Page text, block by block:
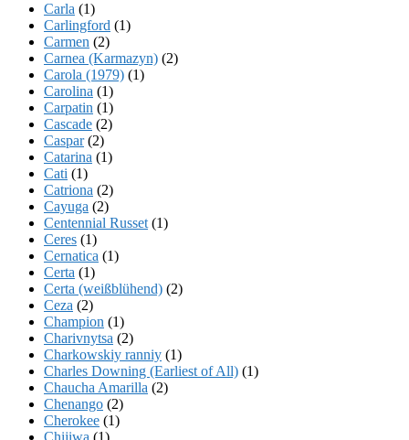
Carla (1)
Carlingford (1)
Carmen (2)
Carnea (Karmazyn) (2)
Carola (1979) (1)
Carolina (1)
Carpatin (1)
Cascade (2)
Caspar(2)
Catarina (1)
Cati (1)
Catriona (2)
Cayuga (2)
Centennial Russet (1)
Ceres (1)
Cernatica (1)
Certa (1)
Certa (weißblühend) (2)
Ceza (2)
Champion (1)
Charivnytsa (2)
Charkowskiy ranniy (1)
Charles Downing (Earliest of All) (1)
Chaucha Amarilla (2)
Chenango (2)
Cherokee (1)
Chijiwa (1)